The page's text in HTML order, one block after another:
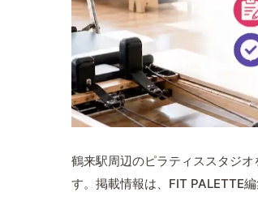
鶴来駅周辺のピラティススタジ
す。掲載情報は、FIT PALETTE